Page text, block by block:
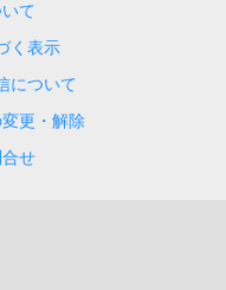
て
く表示
について
更・解除
せ